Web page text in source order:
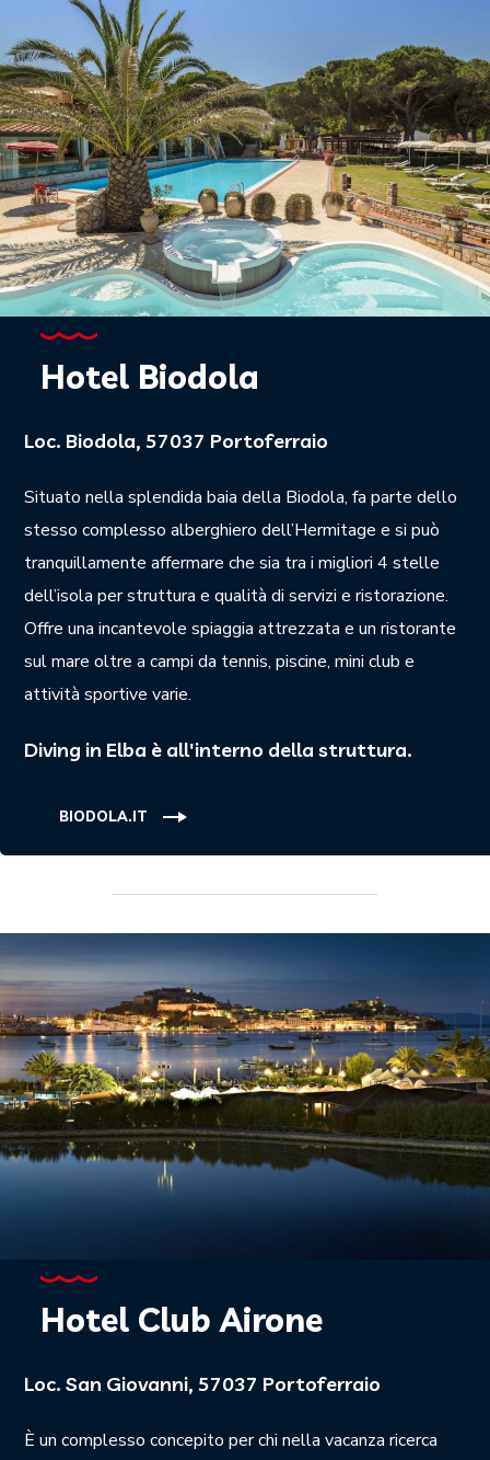
Hotel Biodola
Loc. Biodola, 57037 Portoferraio
Situato nella splendida baia della Biodola, fa parte dello
stesso complesso alberghiero dell’Hermitage e si può
tranquillamente affermare che sia tra i migliori 4 stelle
dell’isola per struttura e qualità di servizi e ristorazione.
Offre una incantevole spiaggia attrezzata e un ristorante
sul mare oltre a campi da tennis, piscine, mini club e
attività sportive varie.
Diving in Elba è all'interno della struttura.
BIODOLA.IT
Hotel Club Airone
Loc. San Giovanni, 57037 Portoferraio
È un complesso concepito per chi nella vacanza ricerca